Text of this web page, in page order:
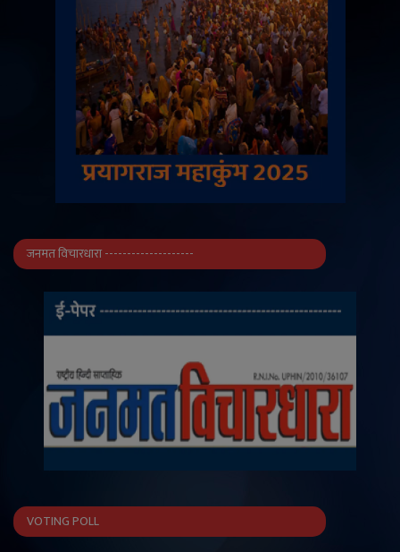
जनमत विचारधारा --------------------
VOTING POLL